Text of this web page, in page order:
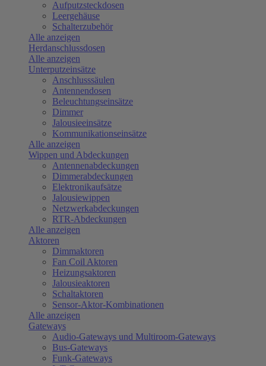
Aufputzsteckdosen
Leergehäuse
Schalterzubehör
Alle anzeigen
Herdanschlussdosen
Alle anzeigen
Unterputzeinsätze
Anschlusssäulen
Antennendosen
Beleuchtungseinsätze
Dimmer
Jalousieeinsätze
Kommunikationseinsätze
Alle anzeigen
Wippen und Abdeckungen
Antennenabdeckungen
Dimmerabdeckungen
Elektronikaufsätze
Jalousiewippen
Netzwerkabdeckungen
RTR-Abdeckungen
Alle anzeigen
Aktoren
Dimmaktoren
Fan Coil Aktoren
Heizungsaktoren
Jalousieaktoren
Schaltaktoren
Sensor-Aktor-Kombinationen
Alle anzeigen
Gateways
Audio-Gateways und Multiroom-Gateways
Bus-Gateways
Funk-Gateways